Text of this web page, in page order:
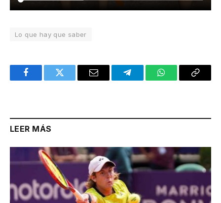
Lo que hay que saber
FacebookTwitter Email TelegramWhatsAppCopy
LEER MÁS